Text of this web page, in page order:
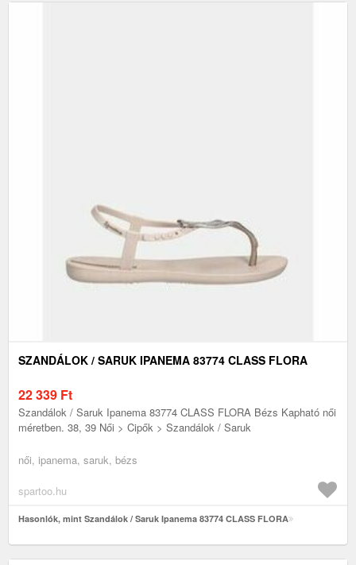
SZANDÁLOK / SARUK IPANEMA 83774 CLASS FLORA
22 339 Ft
Szandálok / Saruk Ipanema 83774 CLASS FLORA Bézs Kapható női
méretben. 38, 39 Női > Cipők > Szandálok / Saruk
női, ipanema, saruk, bézs
spartoo.hu
Hasonlók, mint Szandálok / Saruk Ipanema 83774 CLASS FLORA